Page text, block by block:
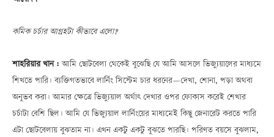
কমিক চর্চার আগ্রহটা কীভাবে এলো?
শাহরিয়ার খান :আমি ছোটবেলা থেকেই বুঝেছি যে আমি আসলে ভিজ্যুয়ালের মাধ্যমে
শিখতে পারি। ব্যক্তিগতভাবে লার্নিং সিস্টেম চার ধরনেরÑদেখা, শোনা, পড়া অথবা
অনুভব করা। আমার ক্ষেত্রে ভিজ্যুয়াল অর্থাৎ দেখার ওপর ফোকাস করেই শেখার
চর্চাটা বেশি ছিল। আমি যে ভিজ্যুয়াল লার্নিংয়ের মাধ্যমেই কিছু জেনারেট করতে পারি
এটা ছোটবেলায় বুঝতাম না। এখন একটু একটু বুঝতে পারছি। পরিণত বয়সে বুঝলাম,